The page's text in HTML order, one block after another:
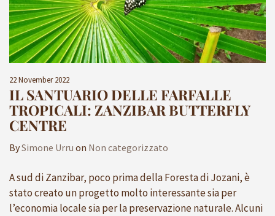
22 November 2022
IL SANTUARIO DELLE FARFALLE
TROPICALI: ZANZIBAR BUTTERFLY
CENTRE
BySimone Urru on Non categorizzato
A sud di Zanzibar, poco prima della Foresta di Jozani, è
stato creato un progetto molto interessante sia per
l’economia locale sia per la preservazione naturale. Alcuni